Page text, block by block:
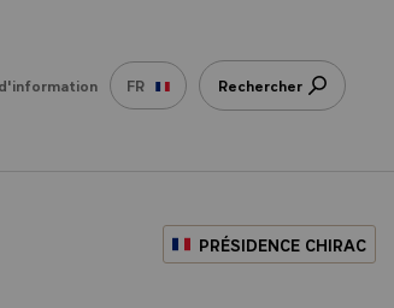
FR Rechercher
PRÉSIDENCE CHIRAC